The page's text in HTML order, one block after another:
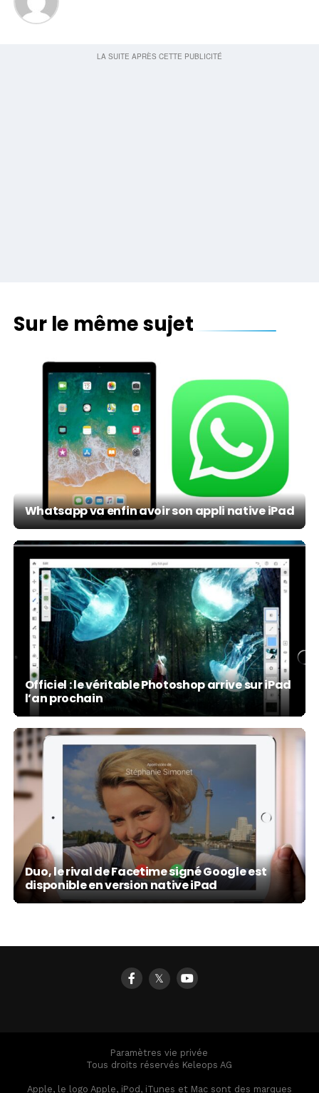
Sur le même sujet
Whatsapp va enfin avoir son appli native iPad
Officiel : le véritable Photoshop arrive sur iPad
l’an prochain
Duo, le rival de Facetime signé Google est
disponible en version native iPad
𝕏
Paramètres vie privée
Tous droits réservés Keleops AG
Apple, le logo Apple, iPod, iTunes et Mac sont des marques